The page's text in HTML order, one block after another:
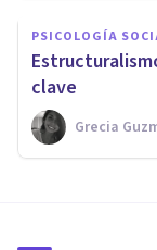
PSICOLOGÍA
clave
Grecia